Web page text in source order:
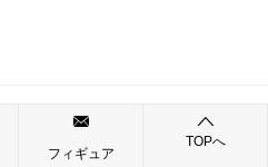
♪
フィギュア
TOPへ